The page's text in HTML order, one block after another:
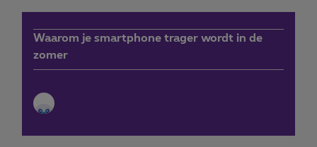
Waarom je smartphone trager wordt in de
zomer